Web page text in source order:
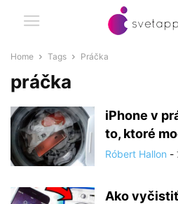
Home Tags Práčka
práčka
iPhone v
to, ktoré
Róbert Hallon -
Ako